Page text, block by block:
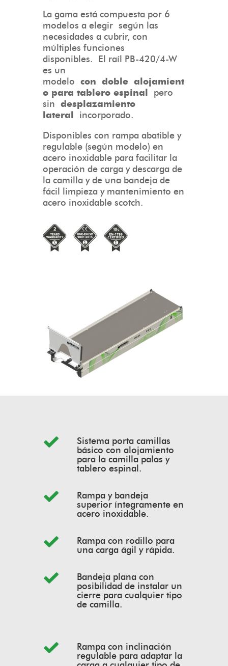
La gama está compuesta por 6
modelos a elegir según las
necesidades a cubrir, con
múltiples funciones
disponibles. El raíl PB-420/4-W
es un
modelo con doble alojamient
o para tablero espinal pero
sin desplazamiento
lateral incorporado.
Disponibles con rampa abatible y
regulable (según modelo) en
acero inoxidable para facilitar la
operación de carga y descarga de
la camilla y de una bandeja de
fácil limpieza y mantenimiento en
acero inoxidable scotch.
Sistema porta camillas
básico con alojamiento
para la camilla palas y
tablero espinal.
Rampa y bandeja
superior íntegramente en
acero inoxidable.
Rampa con rodillo para
una carga ágil y rápida.
Bandeja plana con
posibilidad de instalar un
cierre para cualquier tipo
de camilla.
Rampa con inclinación
regulable para adaptar la